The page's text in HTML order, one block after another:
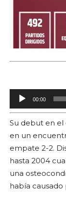
e
p
r
o
d
u
c
00:00
Su debut en el
en un
empate 2-2.
hasta 2004
una
había